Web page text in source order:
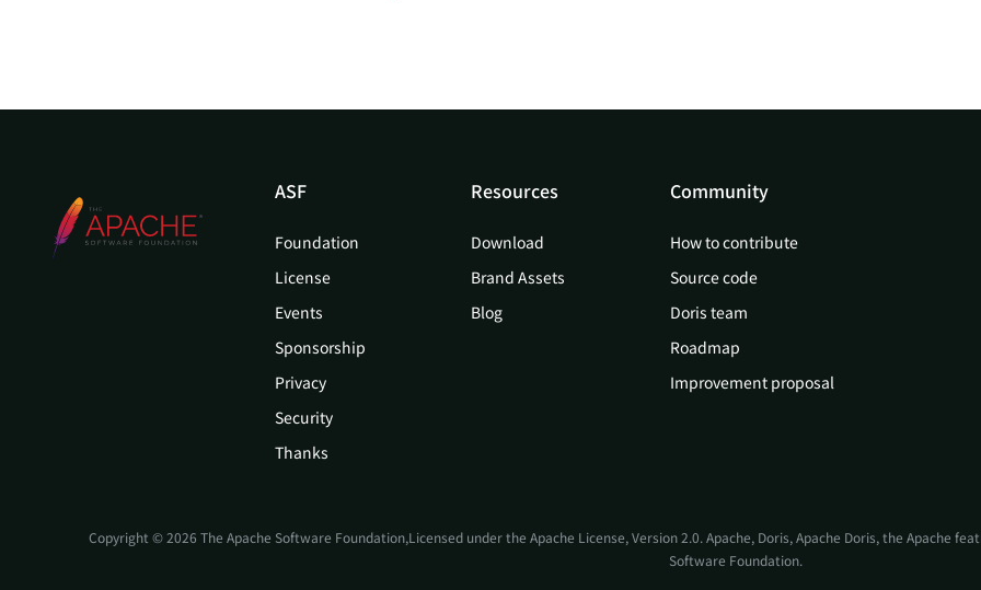
ASF
Foundation
License
Events
Sponsorship
Privacy
Security
Thanks
Resources
Download
Brand Assets
Blog
Community
How to contribute
Source code
Doris team
Roadmap
Improvement proposal
Copyright © 2026 The Apache Software Foundation,Licensed under the Apache License, Version 2.0. Apache, Doris, Apache Doris, the Apache
Software Foundation.